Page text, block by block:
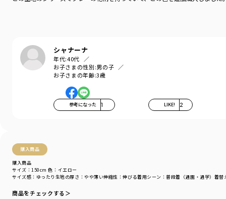
シャナーナ
年代:40代
お子さまの性別:男の子
お子さまの年齢:3歳
参考になった 1 LIKE! 2
購入商品
購入商品
サイズ感 ：ゆったり 生地の厚さ ：やや薄い伸縮性 ：伸びる着用シーン ：普段着（通園・通学） 着替
サイズ：150cm 色：イエロー
商品をチェックする＞
しないので活発な子でもたくさん着用していただけます。
※店頭での販売は3月からとなります。
※160センチはWEB限定販売のサイズです。
店舗ではお取り扱いしておりません。
着用イメージ/カラー：イエロー
モデル：身長109.0cm 体重18.0kg
サイズ：サイズ110
シーズン
／ アウトレット